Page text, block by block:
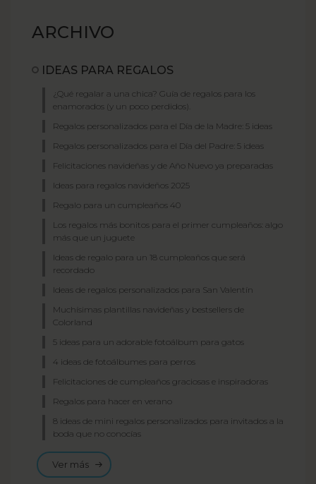
ARCHIVO
IDEAS PARA REGALOS
¿Qué regalar a una chica? Guía de regalos para los
enamorados (y un poco perdidos).
Regalos personalizados para el Día de la Madre: 5 ideas
Regalos personalizados para el Día del Padre: 5 ideas
Felicitaciones navideñas y de Año Nuevo ya preparadas
Ideas para regalos navideños 2025
Regalo para un cumpleaños 40
Los regalos más bonitos para el primer cumpleaños: algo
más que un juguete
Ideas de regalo para un 18 cumpleaños que será
recordado
Ideas de regalos personalizados para San Valentín
Muchísimas plantillas navideñas y bestsellers de
Colorland
5 ideas para un adorable fotoálbum para gatos
4 ideas de fotoálbumes para perros
Felicitaciones de cumpleaños graciosas e inspiradoras
Regalos para hacer en verano
8 ideas de mini regalos personalizados para invitados a la
boda que no conocías
Ver más